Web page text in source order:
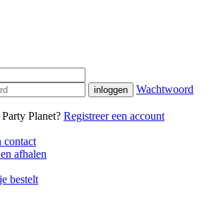
Wachtwoord
Planet? Registreer een account
contact
afhalen
bestelt